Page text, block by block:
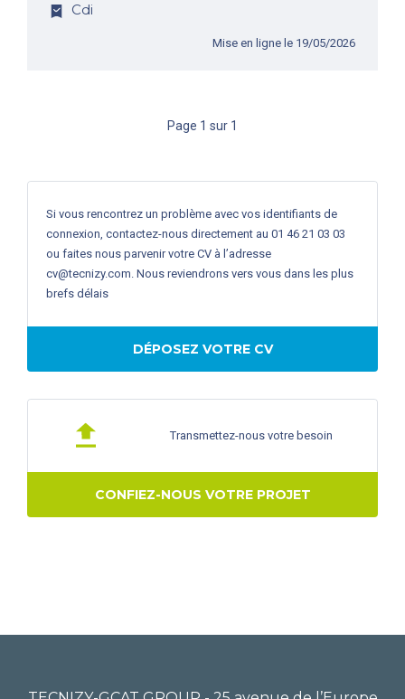
Cdi
Mise en ligne le 19/05/2026
Page 1 sur 1
Si vous rencontrez un problème avec vos identifiants de
connexion, contactez-nous directement au 01 46 21 03 03
ou faites nous parvenir votre CV à l’adresse
cv@tecnizy.com. Nous reviendrons vers vous dans les plus
brefs délais
DÉPOSEZ VOTRE CV
Transmettez-nous votre besoin
CONFIEZ-NOUS VOTRE PROJET